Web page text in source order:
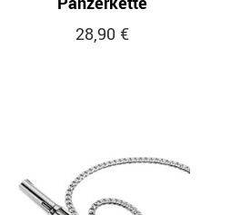
28,90 €